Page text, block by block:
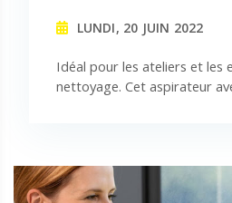
LUNDI, 20 JUIN 2022
Idéal pour les ateliers et les
nettoyage. Cet aspirateur